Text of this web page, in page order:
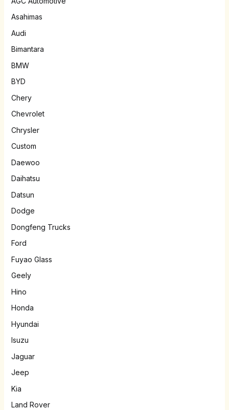
Asahimas
Audi
Bimantara
BMW
BYD
Chery
Chevrolet
Chrysler
Custom
Daewoo
Daihatsu
Datsun
Dodge
Dongfeng Trucks
Ford
Fuyao Glass
Geely
Hino
Honda
Hyundai
Isuzu
Jaguar
Jeep
Kia
Land Rover